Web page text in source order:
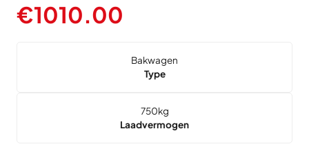
€1010.00
Bakwagen
Type
750kg
Laadvermogen